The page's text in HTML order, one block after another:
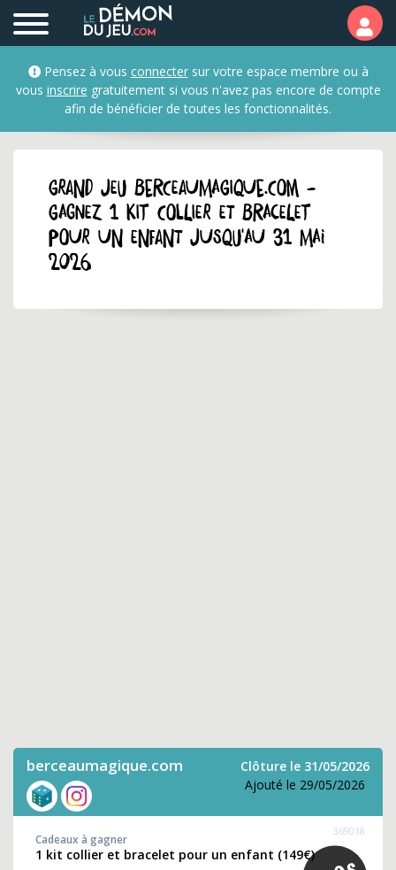
Pensez à vous connectersur votre espace membre ou à
vous inscrire gratuitement si vous n'avez pas encore de compte
afin de bénéficier de toutes les fonctionnalités.
GRAND JEU berceaumagique.com -
Gagnez 1 kit collier et bracelet
pour un enfant jusqu'au 31 mai
2026
berceaumagique.com
Clôture le 31/05/2026
Ajouté le 29/05/2026
369018
Cadeaux à gagner
1 kit collier et bracelet pour un enfant (149€)